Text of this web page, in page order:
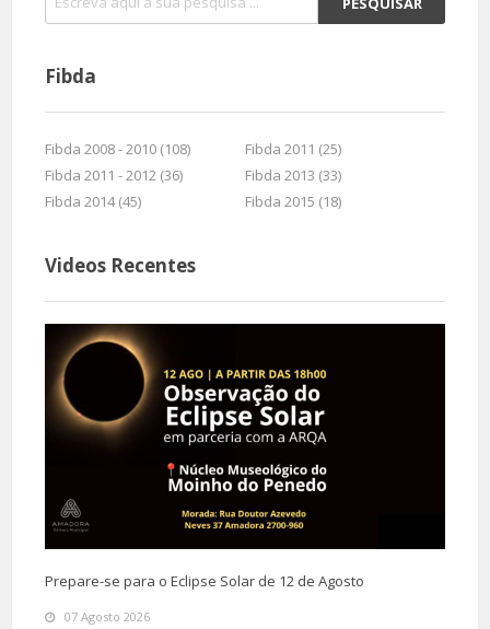
Fibda
Fibda 2008 - 2010 (108)
Fibda 2011 (25)
Fibda 2011 - 2012 (36)
Fibda 2013 (33)
Fibda 2014 (45)
Fibda 2015 (18)
Videos Recentes
Prepare-se para o Eclipse Solar de 12 de Agosto
07 Agosto 2026